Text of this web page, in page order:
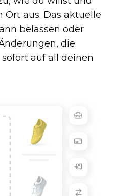
aus. Das aktuelle
belassen oder
die
auf all deinen